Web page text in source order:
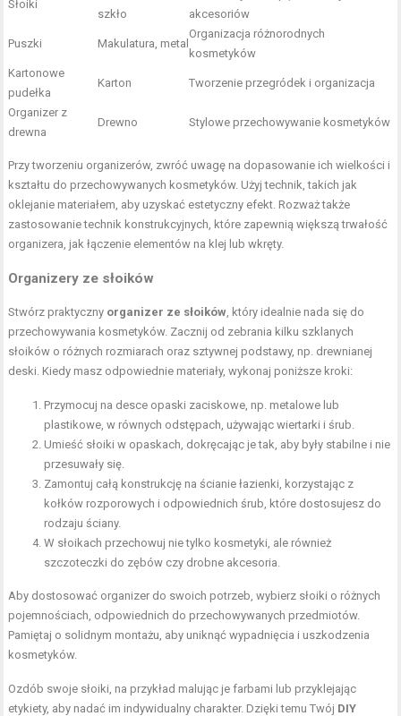
Słoiki
szkło
akcesoriów
Puszki Makulatura, metal
Organizacja różnorodnych
kosmetyków
Kartonowe
pudełka
Karton Tworzenie przegródek i organizacja
Organizer z
drewna
Drewno Stylowe przechowywanie kosmetyków
Przy tworzeniu organizerów, zwróć uwagę na dopasowanie ich wielkości i
kształtu do przechowywanych kosmetyków. Użyj technik, takich jak
oklejanie materiałem, aby uzyskać estetyczny efekt. Rozważ także
zastosowanie technik konstrukcyjnych, które zapewnią większą trwałość
organizera, jak łączenie elementów na klej lub wkręty.
Organizery ze słoików
Stwórz praktyczny organizer ze słoików , który idealnie nada się do
przechowywania kosmetyków. Zacznij od zebrania kilku szklanych
słoików o różnych rozmiarach oraz sztywnej podstawy, np. drewnianej
deski. Kiedy masz odpowiednie materiały, wykonaj poniższe kroki:
Przymocuj na desce opaski zaciskowe, np. metalowe lub
plastikowe, w równych odstępach, używając wiertarki i śrub.
Umieść słoiki w opaskach, dokręcając je tak, aby były stabilne i nie
przesuwały się.
Zamontuj całą konstrukcję na ścianie łazienki, korzystając z
kołków rozporowych i odpowiednich śrub, które dostosujesz do
rodzaju ściany.
W słoikach przechowuj nie tylko kosmetyki, ale również
szczoteczki do zębów czy drobne akcesoria.
Aby dostosować organizer do swoich potrzeb, wybierz słoiki o różnych
pojemnościach, odpowiednich do przechowywanych przedmiotów.
Pamiętaj o solidnym montażu, aby uniknąć wypadnięcia i uszkodzenia
kosmetyków.
Ozdób swoje słoiki, na przykład malując je farbami lub przyklejając
etykiety, aby nadać im indywidualny charakter. Dzięki temu Twój DIY